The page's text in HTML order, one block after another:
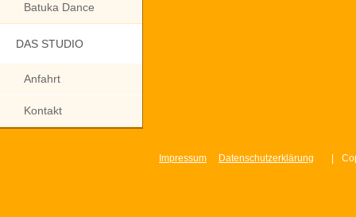
Batuka Dance
DAS STUDIO
Anfahrt
Kontakt
Impressum Datenschutzerklärung